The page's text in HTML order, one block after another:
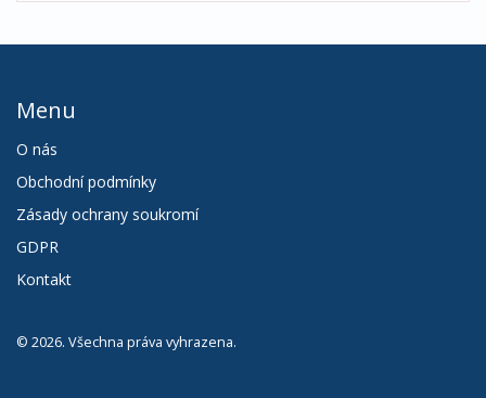
Menu
O nás
Obchodní podmínky
Zásady ochrany soukromí
GDPR
Kontakt
© 2026. Všechna práva vyhrazena.